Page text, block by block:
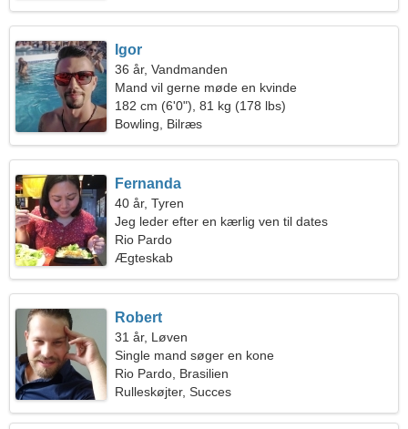
Igor
36 år, Vandmanden
Mand vil gerne møde en kvinde
182 cm (6'0"), 81 kg (178 lbs)
Bowling, Bilræs
Fernanda
40 år, Tyren
Jeg leder efter en kærlig ven til dates
Rio Pardo
Ægteskab
Robert
31 år, Løven
Single mand søger en kone
Rio Pardo, Brasilien
Rulleskøjter, Succes